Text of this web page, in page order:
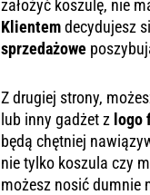
założyć koszulę, nie
Klientemdecydujesz
sprzedażowe
Z drugiej strony,
lub inny gadżet z logo
będą chętniej
nie tylko koszula czy
możesz nosić dumnie